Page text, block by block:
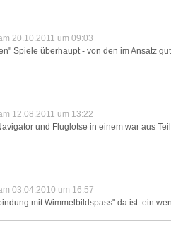
20.10.2011 um 09:03
Spiele überhaupt - von den im Ansatz
12.08.2011 um 13:22
und Fluglotse in einem war aus
03.04.2010 um 16:57
mit Wimmelbildspass" da ist: ein